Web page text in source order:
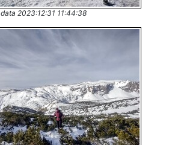
data 2023:12:31 11:44:38